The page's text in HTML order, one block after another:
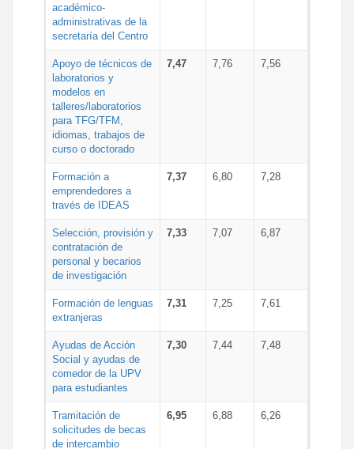
académico-
administrativas de la
secretaría del Centro
Apoyo de técnicos de
laboratorios y
modelos en
talleres/laboratorios
para TFG/TFM,
idiomas, trabajos de
curso o doctorado
7,47 7,76 7,56
Formación a
emprendedores a
través de IDEAS
7,37 6,80 7,28
Selección, provisión y
contratación de
personal y becarios
de investigación
7,33 7,07 6,87
Formación de lenguas
extranjeras
7,31 7,25 7,61
Ayudas de Acción
Social y ayudas de
comedor de la UPV
para estudiantes
7,30 7,44 7,48
Tramitación de
solicitudes de becas
de intercambio
6,95 6,88 6,26